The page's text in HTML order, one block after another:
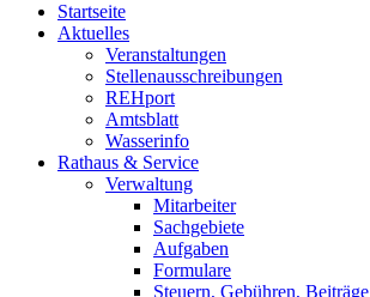
Startseite
Aktuelles
Veranstaltungen
Stellenausschreibungen
REHport
Amtsblatt
Wasserinfo
Rathaus & Service
Verwaltung
Mitarbeiter
Sachgebiete
Aufgaben
Formulare
Steuern, Gebühren, Beiträge